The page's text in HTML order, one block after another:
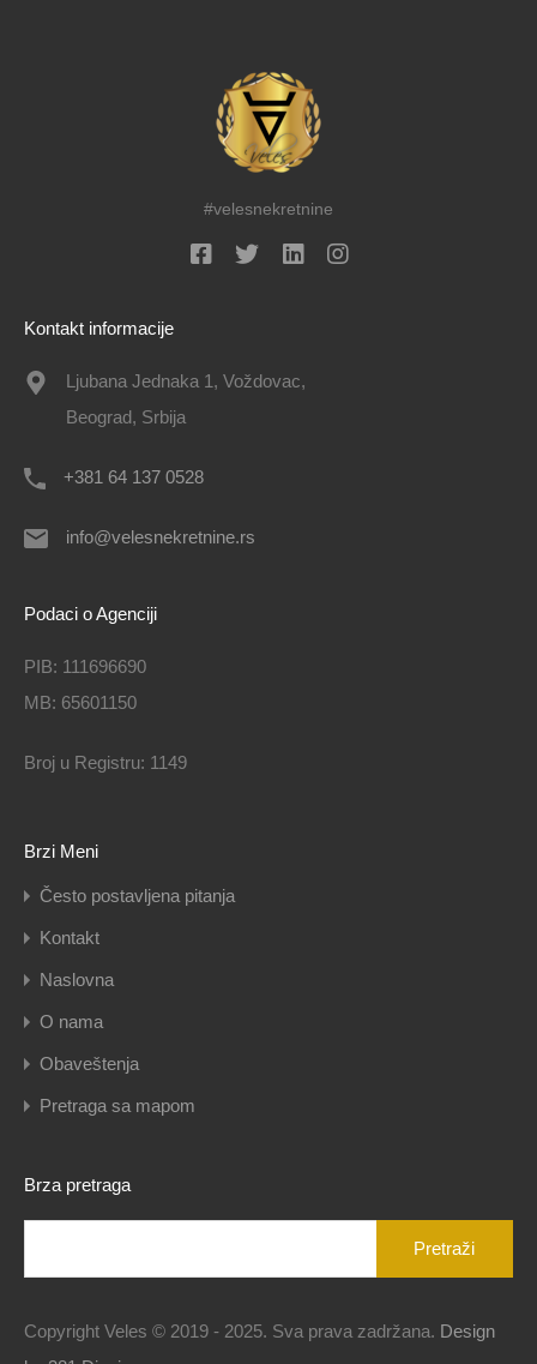
#velesnekretnine
Kontakt informacije
Ljubana Jednaka 1, Voždovac,
Beograd, Srbija
+381 64 137 0528
info@velesnekretnine.rs
Podaci o Agenciji
PIB: 111696690
MB: 65601150
Broj u Registru: 1149
Brzi Meni
Često postavljena pitanja
Kontakt
Naslovna
O nama
Obaveštenja
Pretraga sa mapom
Brza pretraga
Copyright Veles © 2019 - 2025. Sva prava zadržana. Design